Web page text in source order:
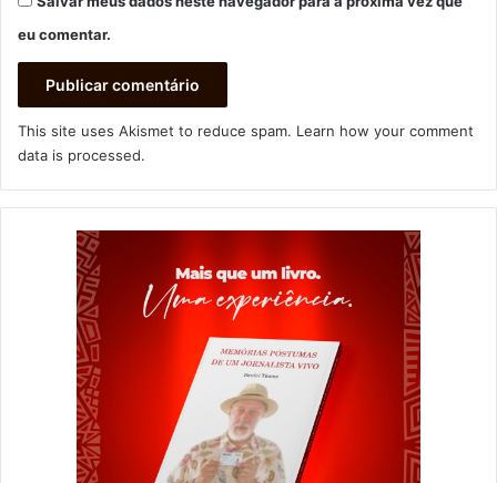
eu comentar.
This site uses Akismet to reduce spam. Learn how your comment
data is processed.